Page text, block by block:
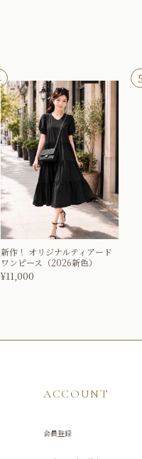
新作！
オリジナルティアード
ワンピース（2026新色）
¥11,000
ACCOUNT
会員登録